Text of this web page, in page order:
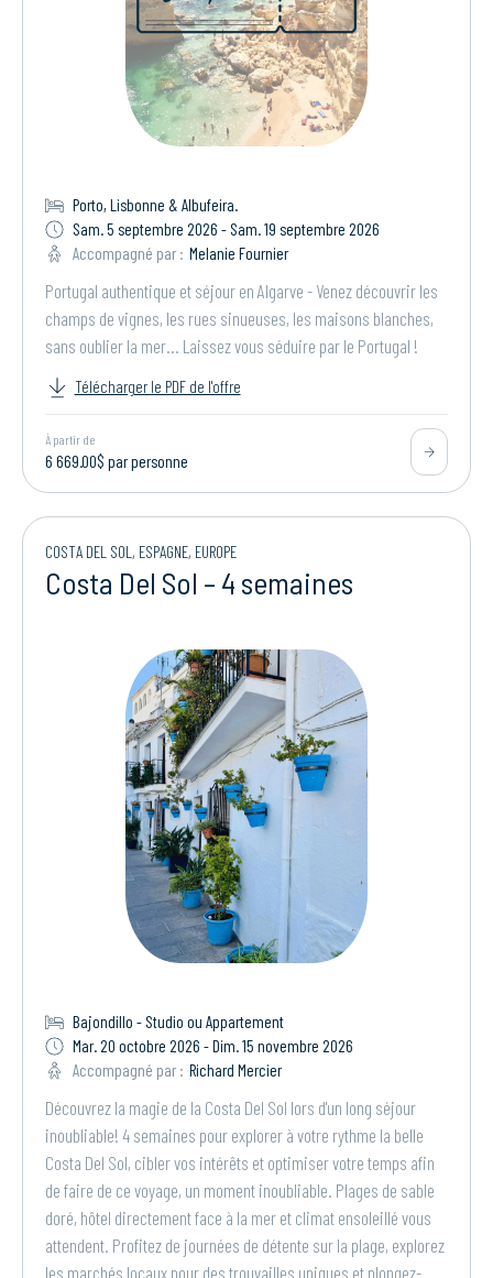
Porto, Lisbonne & Albufeira.
Sam. 5 septembre 2026 - Sam. 19 septembre 2026
Accompagné par : Melanie Fournier
Portugal authentique et séjour en Algarve - Venez découvrir les
champs de vignes, les rues sinueuses, les maisons blanches,
sans oublier la mer... Laissez vous séduire par le Portugal !
Télécharger le PDF de l'offre
À partir de
6 669.00$ par personne
COSTA DEL SOL, ESPAGNE, EUROPE
Costa Del Sol – 4 semaines
Bajondillo - Studio ou Appartement
Mar. 20 octobre 2026 - Dim. 15 novembre 2026
Accompagné par : Richard Mercier
Découvrez la magie de la Costa Del Sol lors d'un long séjour
inoubliable! 4 semaines pour explorer à votre rythme la belle
Costa Del Sol, cibler vos intérêts et optimiser votre temps afin
de faire de ce voyage, un moment inoubliable. Plages de sable
doré, hôtel directement face à la mer et climat ensoleillé vous
attendent. Profitez de journées de détente sur la plage, explorez
les marchés locaux pour des trouvailles uniques et plongez-